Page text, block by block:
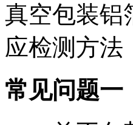
真空包装铝
应检测方法
常见问题一